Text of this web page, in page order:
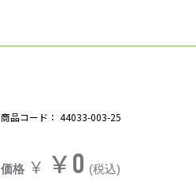
商品コード： 44033-003-25
価格 ￥ ￥0 (税込)